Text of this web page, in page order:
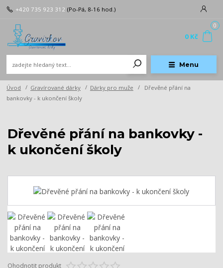
Menu
+420 735 923 312 (Po-Pá, 8-16 hod.)
0
0 Kč
Úvod Gravírované dárky Dárky pro muže
Dřevěné přání na
bankovky - k ukončení školy
Dřevěné přání na bankovky -
k ukončení školy
Ohodnotit produkt